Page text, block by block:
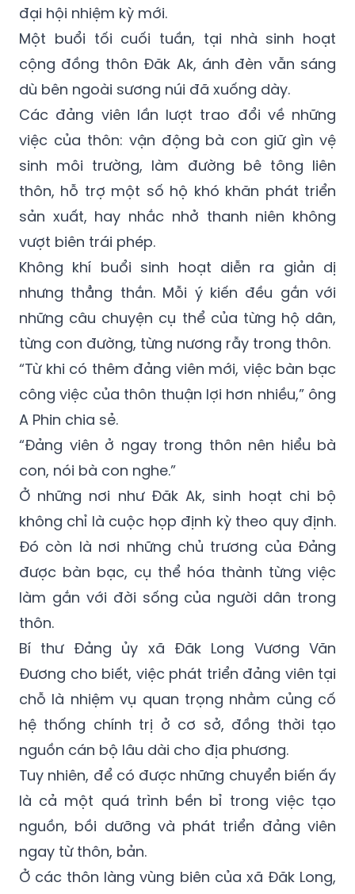
đại hội nhiệm kỳ mới.
Một buổi tối cuối tuần, tại nhà sinh hoạt
cộng đồng thôn Đăk Ak, ánh đèn vẫn sáng
dù bên ngoài sương núi đã xuống dày.
Các đảng viên lần lượt trao đổi về những
việc của thôn: vận động bà con giữ gìn vệ
sinh môi trường, làm đường bê tông liên
thôn, hỗ trợ một số hộ khó khăn phát triển
sản xuất, hay nhắc nhở thanh niên không
vượt biên trái phép.
Không khí buổi sinh hoạt diễn ra giản dị
nhưng thẳng thắn. Mỗi ý kiến đều gắn với
những câu chuyện cụ thể của từng hộ dân,
từng con đường, từng nương rẫy trong thôn.
“Từ khi có thêm đảng viên mới, việc bàn bạc
công việc của thôn thuận lợi hơn nhiều,” ông
A Phin chia sẻ.
“Đảng viên ở ngay trong thôn nên hiểu bà
con, nói bà con nghe.”
Ở những nơi như Đăk Ak, sinh hoạt chi bộ
không chỉ là cuộc họp định kỳ theo quy định.
Đó còn là nơi những chủ trương của Đảng
được bàn bạc, cụ thể hóa thành từng việc
làm gắn với đời sống của người dân trong
thôn.
Bí thư Đảng ủy xã Đăk Long Vương Văn
Đương cho biết, việc phát triển đảng viên tại
chỗ là nhiệm vụ quan trọng nhằm củng cố
hệ thống chính trị ở cơ sở, đồng thời tạo
nguồn cán bộ lâu dài cho địa phương.
Tuy nhiên, để có được những chuyển biến ấy
là cả một quá trình bền bỉ trong việc tạo
nguồn, bồi dưỡng và phát triển đảng viên
ngay từ thôn, bản.
Ở các thôn làng vùng biên của xã Đăk Long,